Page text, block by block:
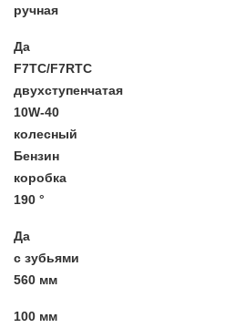
ручная
Да
F7TC/F7RTC
двухступенчатая
10W-40
колесный
Бензин
коробка
190 °
Да
с зубьями
560 мм
100 мм